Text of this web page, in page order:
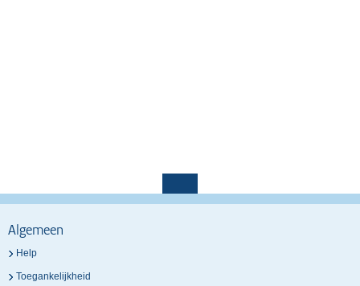
Algemeen
Help
Toegankelijkheid